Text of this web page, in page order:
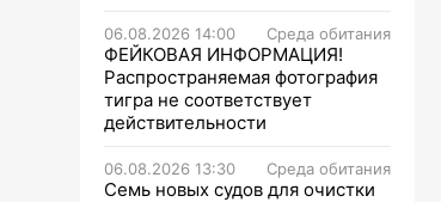
06.08.2026 14:00 Среда обитания
ФЕЙКОВАЯ ИНФОРМАЦИЯ!
Распространяемая фотография
тигра не соответствует
действительности
06.08.2026 13:30 Среда обитания
Семь новых судов для очистки